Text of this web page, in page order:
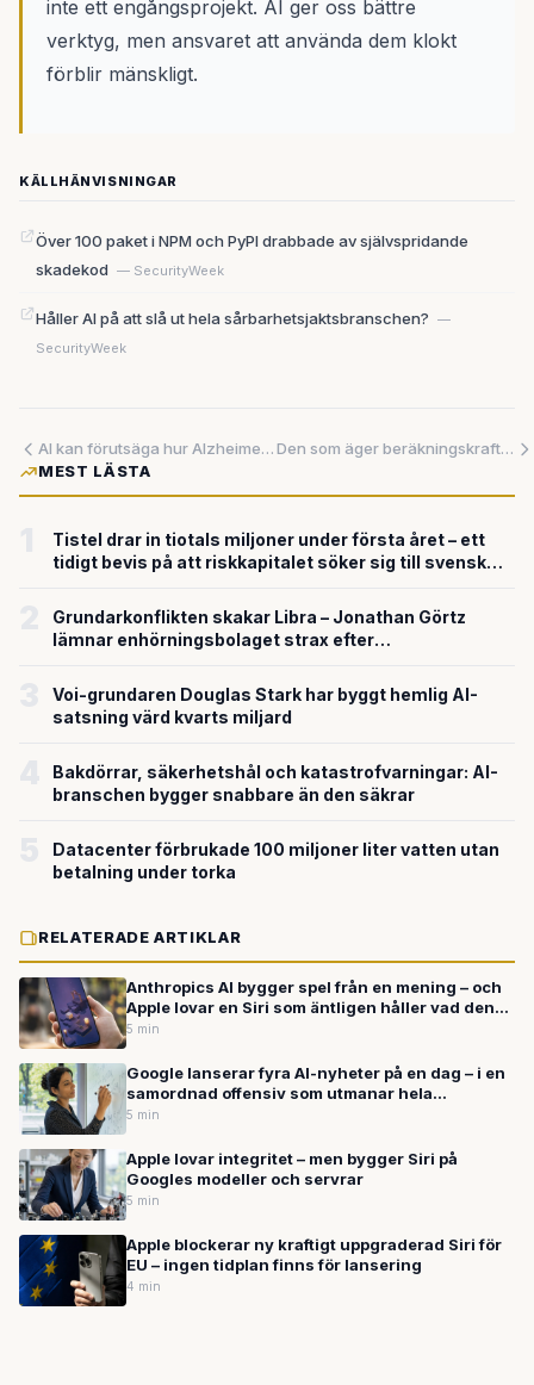
inte ett engångsprojekt. AI ger oss bättre
verktyg, men ansvaret att använda dem klokt
förblir mänskligt.
KÄLLHÄNVISNINGAR
Över 100 paket i NPM och PyPI drabbade av självspridande
skadekod — SecurityWeek
Håller AI på att slå ut hela sårbarhetsjaktsbranschen? —
SecurityWeek
AI kan förutsäga hur Alzheimers utvecklas – utan MRI, ryggmärgsprov eller dyr bilddiagnostik
Den som äger beräkningskraften äger framtiden – och nu slåss alla om den
MEST LÄSTA
Tistel drar in tiotals miljoner under första året – ett
tidigt bevis på att riskkapitalet söker sig till svensk
Grundarkonflikten skakar Libra – Jonathan Görtz
lämnar enhörningsbolaget strax efter
Voi-grundaren Douglas Stark har byggt hemlig AI-
satsning värd kvarts miljard
Bakdörrar, säkerhetshål och katastrofvarningar: AI-
branschen bygger snabbare än den säkrar
Datacenter förbrukade 100 miljoner liter vatten utan
betalning under torka
RELATERADE ARTIKLAR
Anthropics AI bygger spel från en mening – och
Apple lovar en Siri som äntligen håller vad den
lovar
5 min
Google lanserar fyra AI-nyheter på en dag – i en
samordnad offensiv som utmanar hela
branschen
5 min
Apple lovar integritet – men bygger Siri på
Googles modeller och servrar
5 min
Apple blockerar ny kraftigt uppgraderad Siri för
EU – ingen tidplan finns för lansering
4 min